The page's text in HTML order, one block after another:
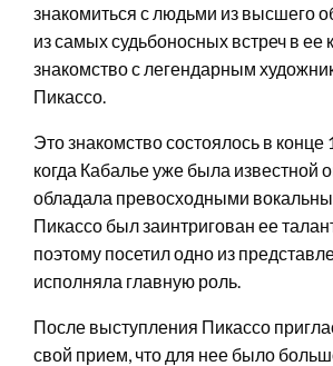
знакомиться с людьми из высшего
из самых судьбоносных встреч в ее
знакомство с легендарным
Пикассо.
Это знакомство состоялось в конце
когда Кабалье уже была известной
обладала превосходными
Пикассо был заинтригован ее
поэтому посетил одно из
исполняла главную роль.
После выступления Пикассо
свой прием, что для нее было